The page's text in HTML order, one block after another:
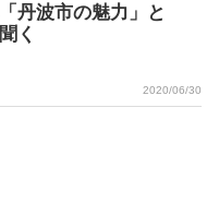
丹波市の魅力」と
く
2020/06/30